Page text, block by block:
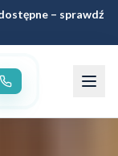
– sprawdź